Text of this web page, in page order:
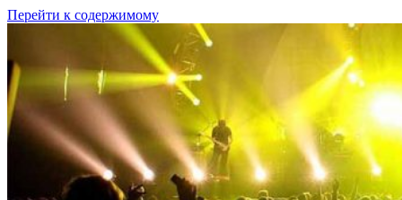
Перейти к содержимому